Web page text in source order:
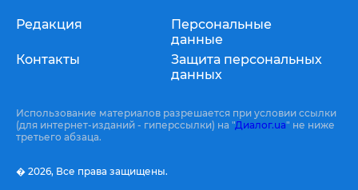
Редакция
Контакты
Персональные
данные
Защита персональных
данных
Использование материалов разрешается при условии ссылки
(для интернет-изданий - гиперссылки) на "Диалог.ua" не ниже
третьего абзаца.
� 2026, Все права защищены.